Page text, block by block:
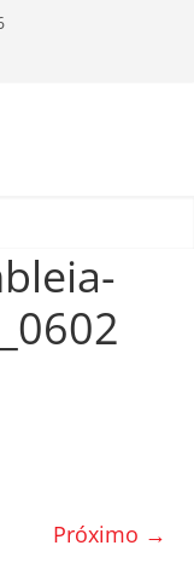
Próximo →